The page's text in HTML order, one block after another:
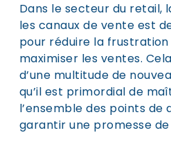
Dans le secteur du retail,
les canaux de vente est
pour réduire la
maximiser les ventes.
d’une multitude de
qu’il est primordial de
l’ensemble des points de
garantir une promesse